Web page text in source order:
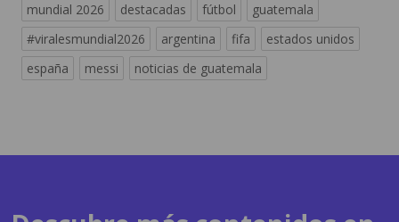
mundial 2026 destacadas fútbol
guatemala
#viralesmundial2026
argentina fifa
estados unidos
españa
messi noticias de guatemala